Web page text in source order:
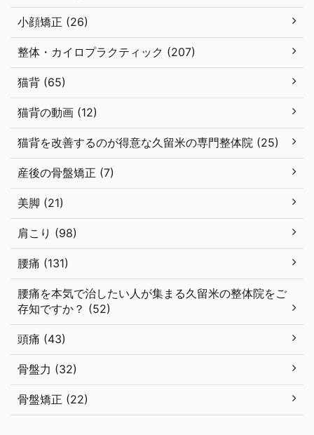
小顔矯正 (26)
整体・カイロプラクティック (207)
猫背 (65)
猫背の動画 (12)
猫背を改善するのが得意な久留米の専門整体院 (25)
産後の骨盤矯正 (7)
美脚 (21)
肩こり (98)
腰痛 (131)
腰痛を本気で治したい人が集まる久留米の整体院をご
存知ですか？ (52)
頭痛 (43)
骨盤力 (32)
骨盤矯正 (22)